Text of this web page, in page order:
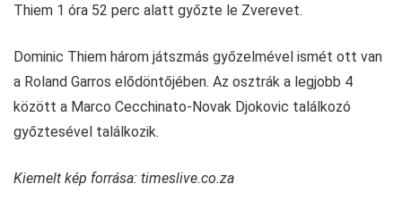
Thiem 1 óra 52 perc alatt győzte le Zverevet.
Dominic Thiem három játszmás győzelmével ismét ott van
a Roland Garros elődöntőjében. Az osztrák a legjobb 4
között a Marco Cecchinato-Novak Djokovic találkozó
győztesével találkozik.
Kiemelt kép forrása: timeslive.co.za